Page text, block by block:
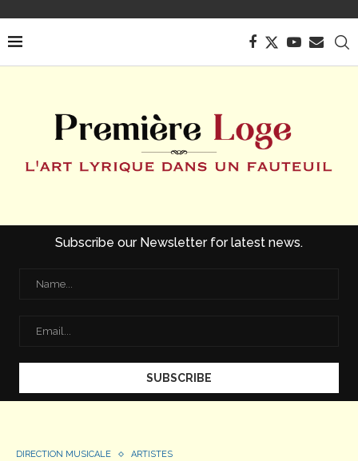
Subscribe our Newsletter for latest news.
DIRECTION MUSICALE ARTISTES